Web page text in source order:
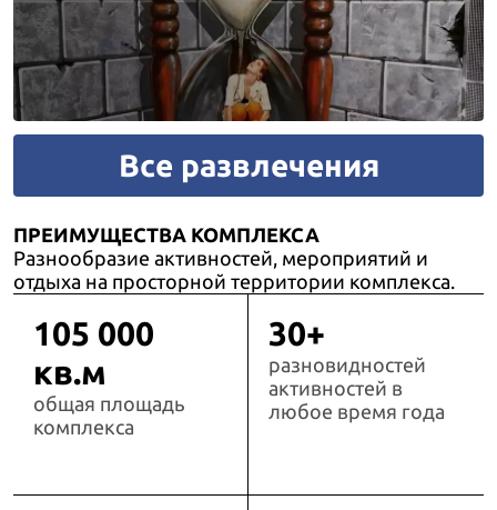
Все развлечения
ПРЕИМУЩЕСТВА КОМПЛЕКСА
Разнообразие активностей, мероприятий и
отдыха на просторной территории комплекса.
105 000
кв.м
общая площадь
комплекса
30+
разновидностей
активностей в
любое время года